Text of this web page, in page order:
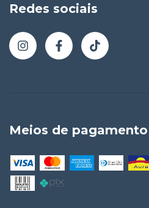
Redes sociais
Meios de pagamento